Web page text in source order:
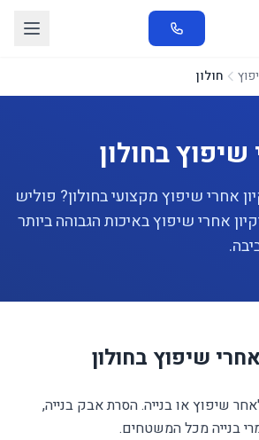
חולון
שיפוץ בחולון
אחרי שיפוץ מקצועי בחולון? פוליש
אחרי שיפוץ באיכות הגבוהה ביותר
שיפוץ בחולון
שיפוץ או בנייה. הסרת אבק בנייה,
בנייה מכל המשטחים.